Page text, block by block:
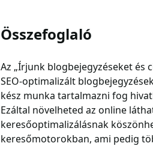
Összefoglaló
Az „Írjunk blogbejegyzéseket és
SEO-optimalizált
kész munka tartalmazni fog
Ezáltal növelheted az online
keresőoptimalizálásnak
keresőmotorokban, ami pedig